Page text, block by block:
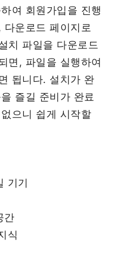
여 회원가입을 진행
운로드 페이지로
치 파일을 다운로드
면, 파일을 실행하여
됩니다. 설치가 완
즐길 준비가 완료
으니 쉽게 시작할
기기
간
식